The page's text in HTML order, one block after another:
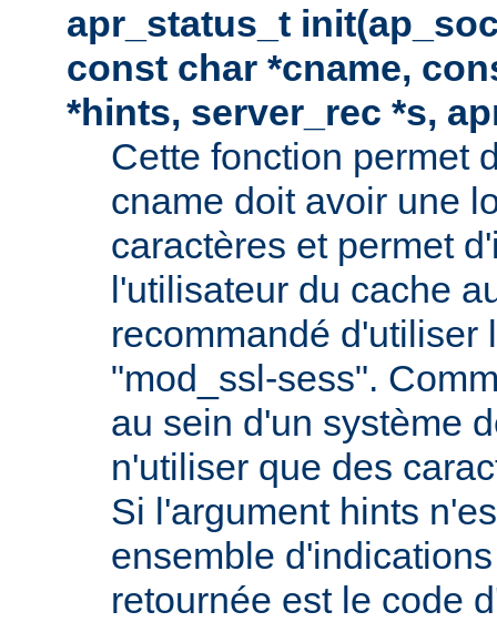
apr_status_t
const char *cname,
*hints, server_rec *s,
Cette fonction permet
cname doit avoir une
caractères et permet
l'utilisateur du cache
recommandé d'utiliser
"mod_ssl-sess".
au sein d'un système
n'utiliser que des
Si l'argument hints
ensemble
retournée est le code